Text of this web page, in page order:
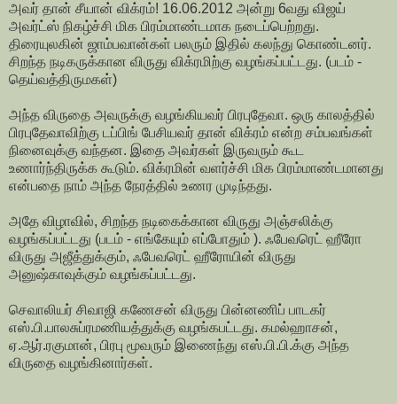
அவர் தான் சீயான் விக்ரம்! 16.06.2012 அன்று 6வது விஜய்
அவர்ட்ஸ் நிகழ்ச்சி மிக பிரம்மாண்டமாக நடைப்பெற்றது.
திரையுலகின் ஜாம்பவான்கள் பலரும் இதில் கலந்து கொண்டனர்.
சிறந்த நடிகருக்கான விருது விக்ரமிற்கு வழங்கப்பட்டது. (படம் -
தெய்வத்திருமகள்)
அந்த விருதை அவருக்கு வழங்கியவர் பிரபுதேவா. ஒரு காலத்தில்
பிரபுதேவாவிற்கு டப்பிங் பேசியவர் தான் விக்ரம் என்ற சம்பவங்கள்
நினைவுக்கு வந்தன. இதை அவர்கள் இருவரும் கூட
உணார்ந்திருக்க கூடும். விக்ரமின் வளர்ச்சி மிக பிரம்மாண்டமானது
என்பதை நாம் அந்த நேரத்தில் உணர முடிந்தது.
அதே விழாவில், சிறந்த நடிகைக்கான விருது அஞ்சலிக்கு
வழங்கப்பட்டது (படம் - எங்கேயும் எப்போதும் ). ஃபேவரெட் ஹீரோ
விருது அஜீத்துக்கும், ஃபேவரெட் ஹீரோயின் விருது
அனுஷ்காவுக்கும் வழங்கப்பட்டது.
செவாலியர் சிவாஜி கணேசன் விருது பின்னணிப் பாடகர்
எஸ்.பி.பாலசுப்ரமணியத்துக்கு வழங்கபட்டது. கமல்ஹாசன்,
ஏ.ஆர்.ரகுமான், பிரபு மூவரும் இணைந்து எஸ்.பி.பி.க்கு அந்த
விருதை வழங்கினார்கள்.